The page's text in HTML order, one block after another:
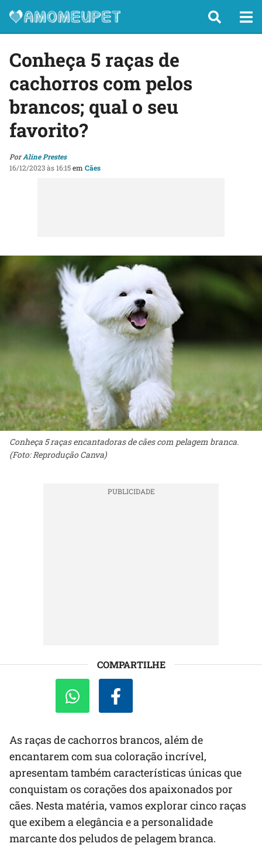
Conheça 5 raças de
cachorros com pelos
brancos; qual o seu
favorito?
PorAline Prestes
16/12/2023 às 16:15em Cães
Conheça 5 raças encantadoras de cães com pelagem branca.
(Foto: Reprodução Canva)
COMPARTILHE
As raças de cachorros brancos, além de
encantarem com sua coloração incrível,
apresentam também características únicas que
conquistam os corações dos apaixonados por
cães. Nesta matéria, vamos explorar cinco raças
que exibem a elegância e a personalidade
marcante dos peludos de pelagem branca.